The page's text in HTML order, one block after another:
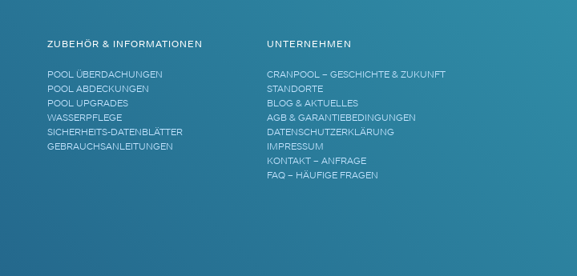
ZUBEHÖR & INFORMATIONEN
POOL ÜBERDACHUNGEN
POOL ABDECKUNGEN
POOL UPGRADES
WASSERPFLEGE
SICHERHEITS-DATENBLÄTTER
GEBRAUCHSANLEITUNGEN
UNTERNEHMEN
CRANPOOL – GESCHICHTE & ZUKUNFT
STANDORTE
BLOG & AKTUELLES
AGB & GARANTIEBEDINGUNGEN
DATENSCHUTZERKLÄRUNG
IMPRESSUM
KONTAKT – ANFRAGE
FAQ – HÄUFIGE FRAGEN